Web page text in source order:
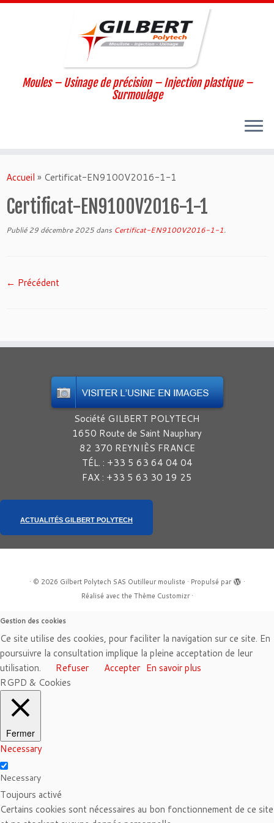
au
Moules – Usinage de précision – Injection plastique –
Surmoulage
Accueil » Certificat-EN9100V2016-1-1
Certificat-EN9100V2016-1-1
Publié 29 décembre 2025dans Certificat-EN9100V2016-1-1.
← Précédent
Société GILBERT POLYTECH
1650 Route de Saint Nauphary
82 370 REYNIÈS FRANCE
TÉL. : +33 5 63 64 04 04
FAX : +33 5 63 30 19 25
ACTUALITÉS GILBERT POLYTECH
· © 2026 Gilbert Polytech SAS Outilleur mouliste · Propulsé par
·
Réalisé avec the Thème Customizr·
Gestion des cookies
Ce site utilise des cookies, pour faciliter la navigation sur ce site. En
poursuivre la consultation implique la pleine acceptation de leur
utilisation.
Refuser Accepter En savoir plus
RGPD & Cookies
Fermer
Necessary
Necessary
Toujours activé
Certains cookies sont nécessaires au bon fonctionnement de ce site